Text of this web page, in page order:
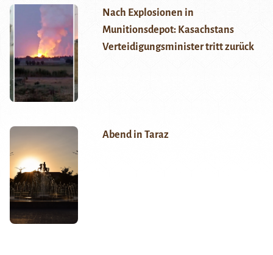
Nach Explosionen in
Munitionsdepot: Kasachstans
Verteidigungsminister tritt zurück
Abend in Taraz